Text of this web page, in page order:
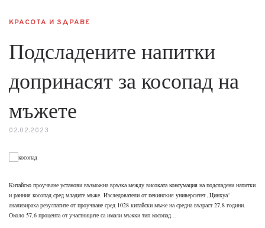
КРАСОТА И ЗДРАВЕ
Подсладените напитки
допринасят за косопад на
мъжете
02.02.2023
Китайско проучване установи възможна връзка между високата консумация на подсладени напитки
и ранния косопад сред младите мъже. Изследователи от пекинския университет „Цинхуа“
анализираха резултатите от проучване сред 1028 китайски мъже на средна възраст 27,8 години.
Около 57,6 процента от участниците са имали мъжки тип косопад…